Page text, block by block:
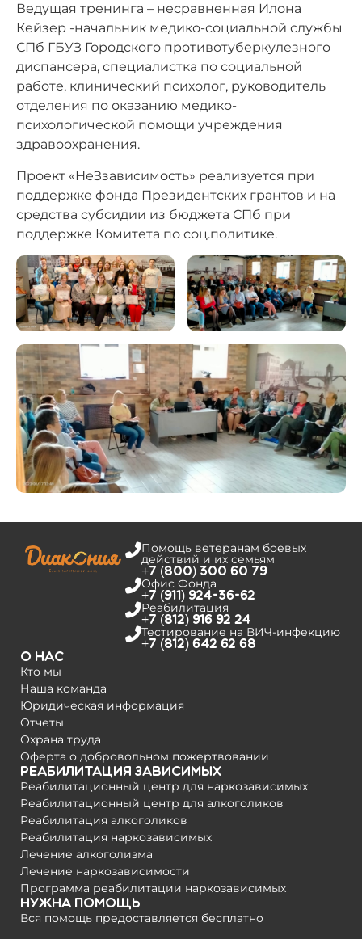
Ведущая тренинга – несравненная Илона
Кейзер -начальник медико-социальной службы
СПб ГБУЗ Городского противотуберкулезного
диспансера, специалистка по социальной
работе, клинический психолог, руководитель
отделения по оказанию медико-
психологической помощи учреждения
здравоохранения.
Проект «НеЗзависимость» реализуется при
поддержке фонда Президентских грантов и на
средства субсидии из бюджета СПб при
поддержке Комитета по соц.политике.
Помощь ветеранам боевых
действий и их семьям
+7 (800) 300 60 79
Офис Фонда
+7 (911) 924-36-62
Реабилитация
+7 (812) 916 92 24
Тестирование на­ ВИЧ-инфекцию
+7 (812) 642 62 68
О нас
Кто мы
Наша команда
Юридическая информация
Отчеты
Охрана труда
Оферта о добровольном пожертвовании
Реабилитация зависимых
Реабилитационный центр для наркозависимых
Реабилитационный центр для алкоголиков
Реабилитация алкоголиков
Реабилитация наркозависимых
Лечение алкоголизма
Лечение наркозависимости
Программа реабилитации наркозависимых
Нужна помощь
Вся помощь предоставляется бесплатно